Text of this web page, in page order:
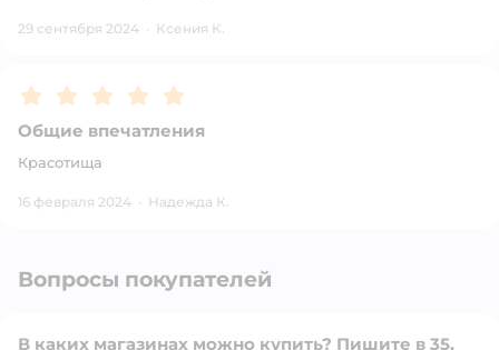
29 сентября 2024 · Ксения К.
Рейтинг:5
Общие впечатления
Красотища
16 февраля 2024 · Надежда К.
Вопросы покупателей
В каких магазинах можно купить? Пишите в 35,